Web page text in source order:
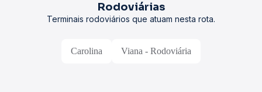
Rodoviárias
Terminais rodoviários que atuam nesta rota.
Carolina Viana - Rodoviária